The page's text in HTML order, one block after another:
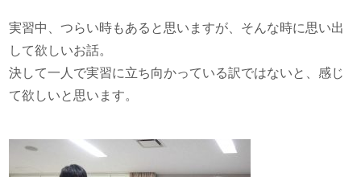
実習中、つらい時もあると思いますが、そんな時に思い出
して欲しいお話。
決して一人で実習に立ち向かっている訳ではないと、感じ
て欲しいと思います。